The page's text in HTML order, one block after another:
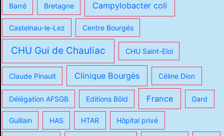
Barré Bretagne Campylobacter coli
Castelnau-le-Lez Centre Bourgés
CHU Gui de Chauliac CHU Saint-Eloi
Claude Pinault Clinique Bourgès Céline Dion
Délégation AFSGB Editions Bôld France Gard
Guillain HAS HTAR Hôpital privé